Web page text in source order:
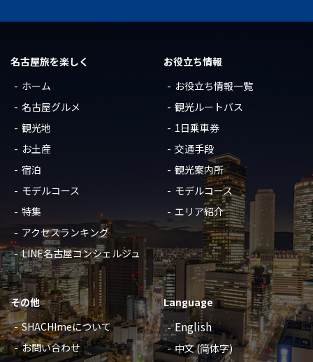
名古屋旅を楽しく
ホーム
名古屋グルメ
観光地
お土産
宿泊
モデルコース
特集
アクセスランキング
LINE名古屋コンシェルジュ
お役立ち情報
お役立ち情報一覧
観光ルートバス
1日乗車券
交通手段
観光案内所
モデルコース
エリア紹介
その他
SHACHImeについて
お問い合わせ
Language
English
中文 (简体字)